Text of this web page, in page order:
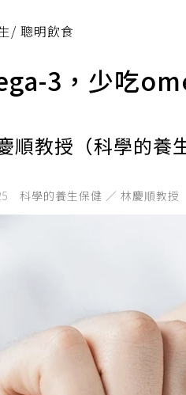
/ 聰明飲食
3，少吃
順教授（科學的養
科學的養生保健 ／ 林慶順教授